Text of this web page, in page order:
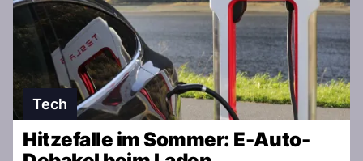
Tech
Hitzefalle im Sommer: E-Auto-